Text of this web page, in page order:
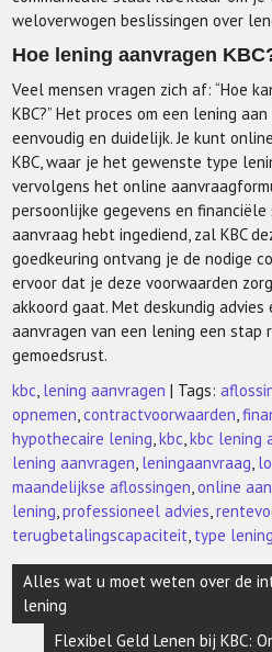
weloverwogen beslissingen over
Hoe lening aanvragen
Veel mensen vragen zich af: “Hoe
KBC?” Het proces om een lening
eenvoudig en duidelijk. Je kunt
KBC, waar je het gewenste type
vervolgens het online
persoonlijke gegevens en
aanvraag hebt ingediend, zal KBC
goedkeuring ontvang je de nodige
ervoor dat je deze voorwaarden
akkoord gaat. Met deskundig advies
aanvragen van een lening een stap
gemoedsrust.
kbc, lening aanvragen | Tags:
opnemen,contractvoorwaarden,
hypothecaire lening,kbc,kbc lening
lening aanvragen, leningaanvraag,
maandelijkse aflossingen,online
lening,professioneel advies,
terugbetalingscapaciteit, type lening
Berichtnavigatie
Alles wat u moet weten over de
lening
Flexibel Geld Lenen bij KBC: